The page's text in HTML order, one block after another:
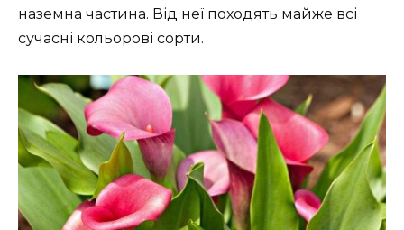
наземна частина. Від неї походять майже всі
сучасні кольорові сорти.